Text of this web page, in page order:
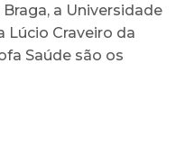
a Universidade
Lúcio Craveiro da
Saúde são os